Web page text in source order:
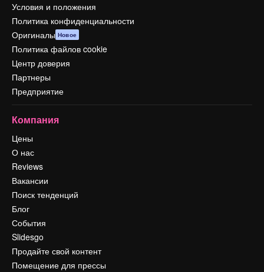
Условия и положения
Политика конфиденциальности
Оригиналы Новое
Политика файлов cookie
Центр доверия
Партнеры
Предприятие
Компания
Цены
О нас
Reviews
Вакансии
Поиск тенденций
Блог
События
Slidesgo
Продайте свой контент
Помещение для прессы